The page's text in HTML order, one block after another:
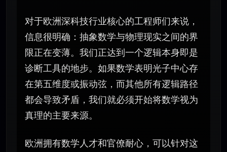
对于欧洲深科技行业核心的工程师们来说，
信息很明确：抽象数学与物理现实之间的界
限正在变薄。我们正达到一个逻辑本身即是
诊断工具的地步。如果数学表明光子中心存
在第五维度或振动弦，而其他所有逻辑路径
都会导致矛盾，我们就必须开始将数学视为
真理的主要来源。
欧洲拥有数学人才和官僚耐心，可以针对这